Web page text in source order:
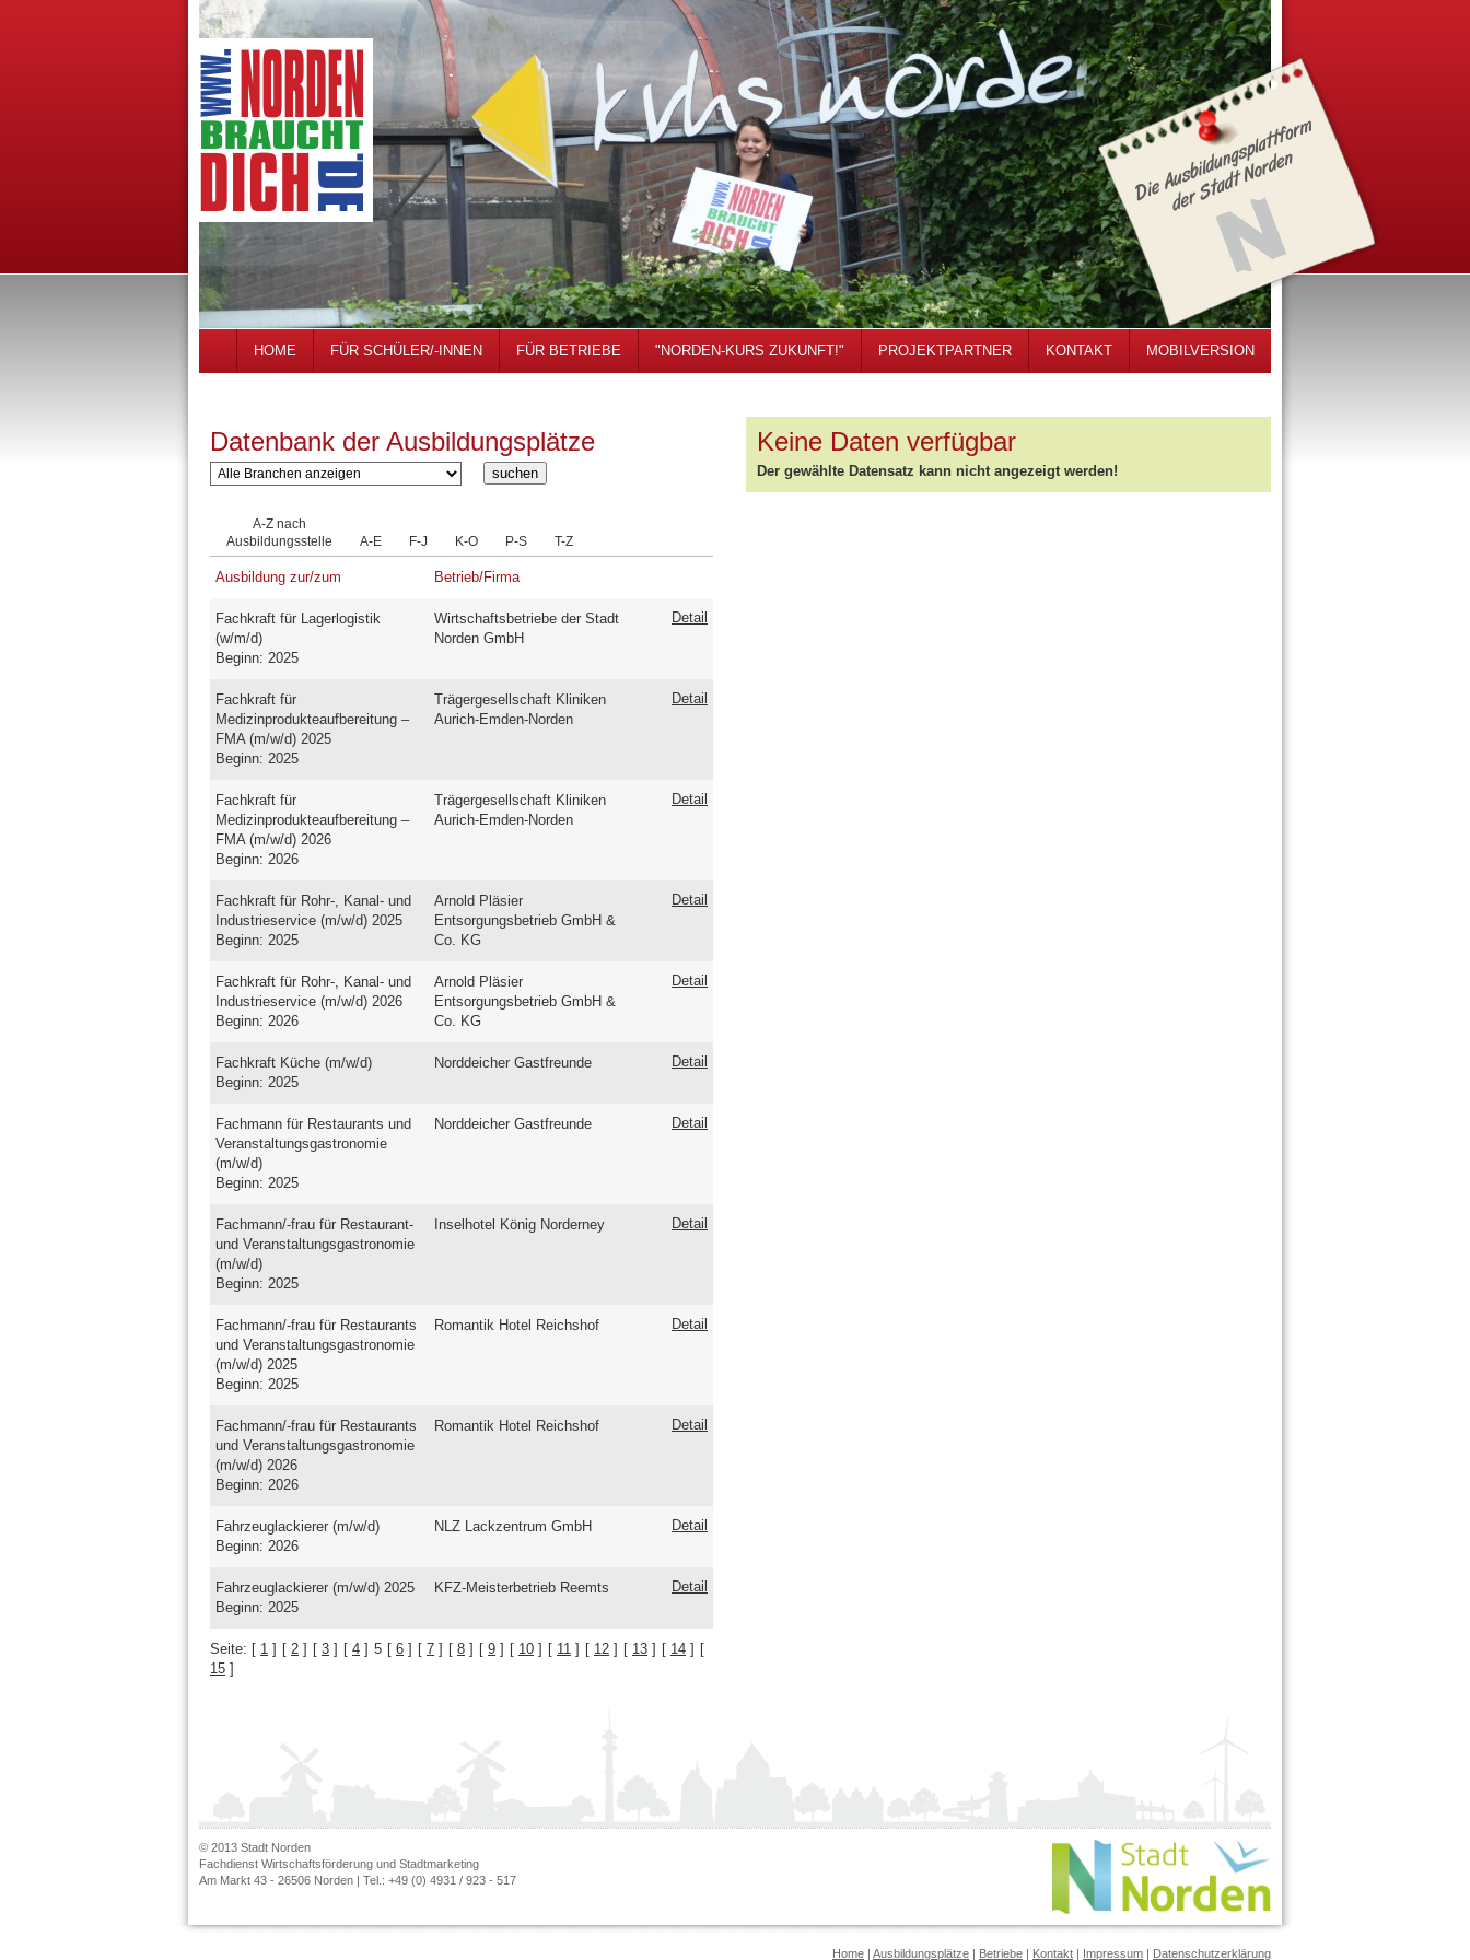
HOME FÜR SCHÜLER/-INNEN FÜR BETRIEBE "NORDEN-KURS ZUKUNFT!" PROJEKTPARTNER KONTAKT MOBILVERSION
Datenbank der Ausbildungsplätze
A-Z nach
Ausbildungsstelle
A-E F-J K-O P-S T-Z
Ausbildung zur/zum Betrieb/Firma
Fachkraft für Lagerlogistik
(w/m/d)
Beginn: 2025
Wirtschaftsbetriebe der Stadt
Norden GmbH
Detail
Fachkraft für
Medizinprodukteaufbereitung –
FMA (m/w/d) 2025
Beginn: 2025
Trägergesellschaft Kliniken
Aurich-Emden-Norden
Detail
Fachkraft für
Medizinprodukteaufbereitung –
FMA (m/w/d) 2026
Beginn: 2026
Trägergesellschaft Kliniken
Aurich-Emden-Norden
Detail
Fachkraft für Rohr-, Kanal- und
Industrieservice (m/w/d) 2025
Beginn: 2025
Arnold Pläsier
Entsorgungsbetrieb GmbH &
Co. KG
Detail
Fachkraft für Rohr-, Kanal- und
Industrieservice (m/w/d) 2026
Beginn: 2026
Arnold Pläsier
Entsorgungsbetrieb GmbH &
Co. KG
Detail
Fachkraft Küche (m/w/d)
Beginn: 2025
Norddeicher Gastfreunde Detail
Fachmann für Restaurants und
Veranstaltungsgastronomie
(m/w/d)
Beginn: 2025
Norddeicher Gastfreunde Detail
Fachmann/-frau für Restaurant-
und Veranstaltungsgastronomie
(m/w/d)
Beginn: 2025
Inselhotel König Norderney Detail
Fachmann/-frau für Restaurants
und Veranstaltungsgastronomie
(m/w/d) 2025
Beginn: 2025
Romantik Hotel Reichshof Detail
Fachmann/-frau für Restaurants
und Veranstaltungsgastronomie
(m/w/d) 2026
Beginn: 2026
Romantik Hotel Reichshof Detail
Fahrzeuglackierer (m/w/d)
Beginn: 2026
NLZ Lackzentrum GmbH Detail
Fahrzeuglackierer (m/w/d) 2025
Beginn: 2025
KFZ-Meisterbetrieb Reemts Detail
Seite: [ 1 ] [ 2 ] [ 3 ] [ 4 ] 5 [ 6 ] [ 7 ] [ 8 ] [ 9 ] [ 10 ] [ 11 ] [ 12 ] [ 13 ] [ 14 ] [
15 ]
Keine Daten verfügbar
Der gewählte Datensatz kann nicht angezeigt werden!
© 2013 Stadt Norden
Fachdienst Wirtschaftsförderung und Stadtmarketing
Am Markt 43 - 26506 Norden | Tel.: +49 (0) 4931 / 923 - 517
Home | Ausbildungsplätze | Betriebe | Kontakt | Impressum | Datenschutzerklärung